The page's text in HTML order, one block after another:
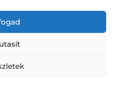
és
A szakmai